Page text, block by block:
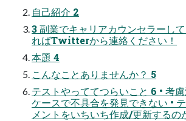
自己紹介 2
3 副業でキャリアカウンセラーし
ればTwitterから連絡ください！
本題 4
こんなことありませんか？ 5
テストやっててつらいこと 6 • 考
ケースで不具合を発見できない •
メントをいちいち作成/更新するの